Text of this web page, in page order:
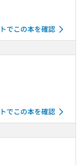
でこの本を確認
でこの本を確認